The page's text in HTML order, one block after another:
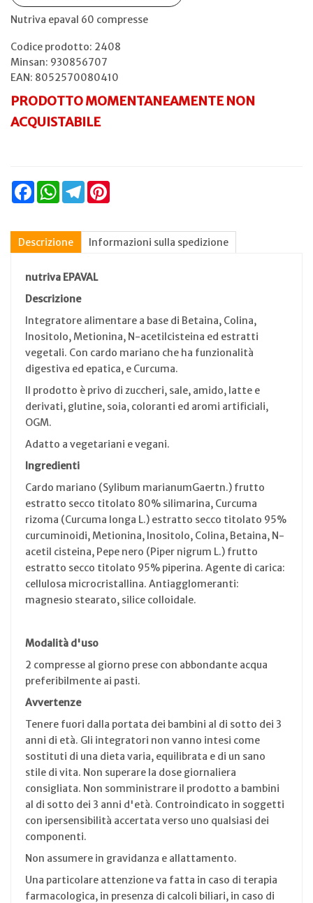
Nutriva epaval 60 compresse
Codice prodotto: 2408
Minsan: 930856707
EAN: 8052570080410
PRODOTTO MOMENTANEAMENTE NON
ACQUISTABILE
FacebookWhatsAppTelegram
Descrizione Informazioni sulla spedizione
nutriva EPAVAL
Descrizione
Integratore alimentare a base di Betaina, Colina,
Inositolo, Metionina, N-acetilcisteina ed estratti
vegetali. Con cardo mariano che ha funzionalità
digestiva ed epatica, e Curcuma.
Il prodotto è privo di zuccheri, sale, amido, latte e
derivati, glutine, soia, coloranti ed aromi artificiali,
OGM.
Adatto a vegetariani e vegani.
Ingredienti
Cardo mariano (Sylibum marianumGaertn.) frutto
estratto secco titolato 80% silimarina, Curcuma
rizoma (Curcuma longa L.) estratto secco titolato 95%
curcuminoidi, Metionina, Inositolo, Colina, Betaina, N-
acetil cisteina, Pepe nero (Piper nigrum L.) frutto
estratto secco titolato 95% piperina. Agente di carica:
cellulosa microcristallina. Antiagglomeranti:
magnesio stearato, silice colloidale.
Modalità d'uso
2 compresse al giorno prese con abbondante acqua
preferibilmente ai pasti.
Avvertenze
Tenere fuori dalla portata dei bambini al di sotto dei 3
anni di età. Gli integratori non vanno intesi come
sostituti di una dieta varia, equilibrata e di un sano
stile di vita. Non superare la dose giornaliera
consigliata. Non somministrare il prodotto a bambini
al di sotto dei 3 anni d'età. Controindicato in soggetti
con ipersensibilità accertata verso uno qualsiasi dei
componenti.
Non assumere in gravidanza e allattamento.
Una particolare attenzione va fatta in caso di terapia
farmacologica, in presenza di calcoli biliari, in caso di